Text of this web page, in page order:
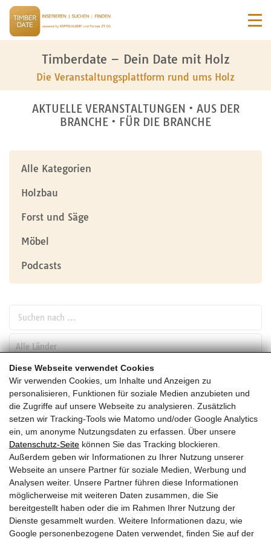
Diese Webseite verwendet Cookies
Wir verwenden Cookies, um Inhalte und Anzeigen zu
personalisieren, Funktionen für soziale Medien anzubieten und
die Zugriffe auf unsere Webseite zu analysieren. Zusätzlich
setzen wir Tracking-Tools wie Matomo und/oder Google Analytics
ein, um anonyme Nutzungsdaten zu erfassen. Über unsere
Datenschutz-Seite können Sie das Tracking blockieren.
Außerdem geben wir Informationen zu Ihrer Nutzung unserer
Webseite an unsere Partner für soziale Medien, Werbung und
Analysen weiter. Unsere Partner führen diese Informationen
möglicherweise mit weiteren Daten zusammen, die Sie
bereitgestellt haben oder die im Rahmen Ihrer Nutzung der
Dienste gesammelt wurden. Weitere Informationen dazu, wie
Google personenbezogene Daten verwendet, finden Sie auf der
Timberdate – Dein Date mit Holz
Die Veranstaltungsplattform rund ums Holz
AKTUELLE VERANSTALTUNGEN • AUS DER
BRANCHE • FÜR DIE BRANCHE
Alle Kategorien
Holzbau
Forst und Säge
Möbel
Podcasts
SUCHEN
Juli
HEUTE
2028
Juli 2028
Es wurden leider keine Veranstaltungen gefunden ....